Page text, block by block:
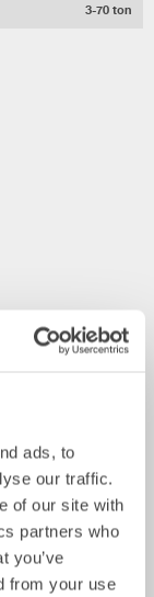
ads, to
our traffic.
of our site with
partners who
you’ve
from your use
3-70 ton